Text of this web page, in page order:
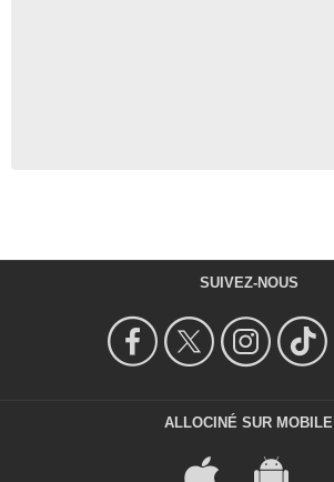
SUIVEZ-NOUS
ALLOCINÉ SUR MOBILE